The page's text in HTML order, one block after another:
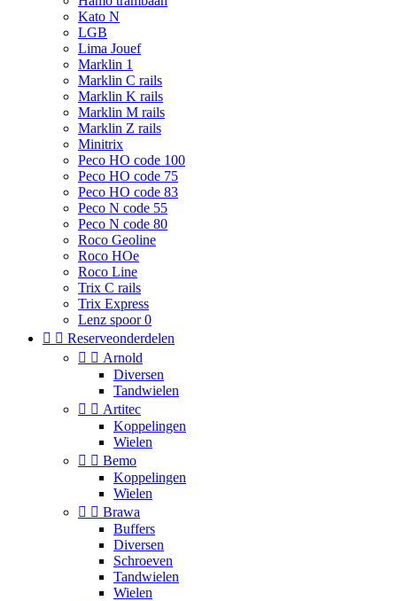
Kato N
LGB
Lima Jouef
Marklin 1
Marklin C rails
Marklin K rails
Marklin M rails
Marklin Z rails
Minitrix
Peco HO code 100
Peco HO code 75
Peco HO code 83
Peco N code 55
Peco N code 80
Roco Geoline
Roco HOe
Roco Line
Trix C rails
Trix Express
Lenz spoor 0
  Reserveonderdelen
  Arnold
Diversen
Tandwielen
  Artitec
Koppelingen
Wielen
  Bemo
Koppelingen
Wielen
  Brawa
Buffers
Diversen
Schroeven
Tandwielen
Wielen